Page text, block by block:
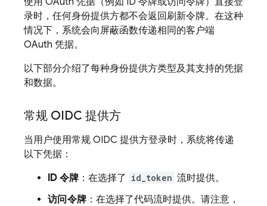
录时，任何身份提供方都不会返回刷新令牌。在这种
情况下，系统会向屏蔽函数传递相同的客户端
OAuth 凭据。
以下部分介绍了每种身份提供方类型及其支持的凭据
和数据。
常规 OIDC 提供方
当用户使用常规 OIDC 提供方登录时，系统将传递
以下凭据：
ID 令牌 ：在选择了 id_token 流时提供。
访问令牌 ：在选择了代码流时提供。请注意，